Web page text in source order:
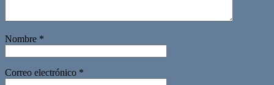
Nombre *
Correo electrónico *